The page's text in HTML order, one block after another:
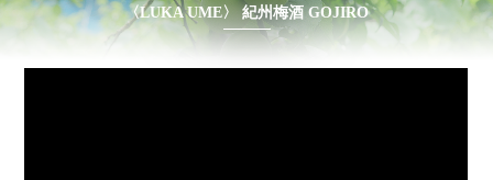
〈LUKA UME〉 紀州梅酒 GOJIRO